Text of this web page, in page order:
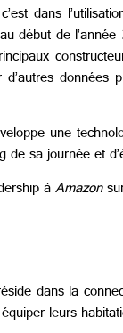
dans
début de
une
sa journée et
àAmazon
dans la
leurs